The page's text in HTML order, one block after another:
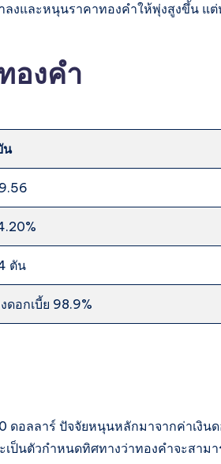
และหนุนราคาทองคำให้พุ่งสูงขึ้น แ
องคำ
น
ตัน
อกเบี้ย 98.9%
อลลาร์ ปัจจัยหนุนหลักมาจากค่าเงิ
เป็นตัวกำหนดทิศทางว่าทองคำจะสา